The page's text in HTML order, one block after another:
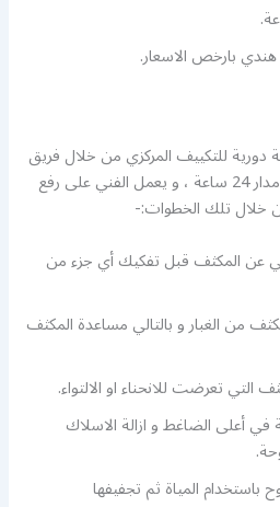
بارخص الاسعار.
للتكييف المركزي من خلال فريق
محترف، و تتوفر خدماتنا على مدار 24 ساعة ، و يعمل الفني على رفع
خلال تلك الخطوات:-
عن المكثف قبل تفكيك أي جزء من
من الغبار و بالتالي مساعدة المكثف
التي تعرضت للانحناء او الالتواء.
في أعلى الضاغط و ازالة الاسلاك
المياة ثم تجفيفها